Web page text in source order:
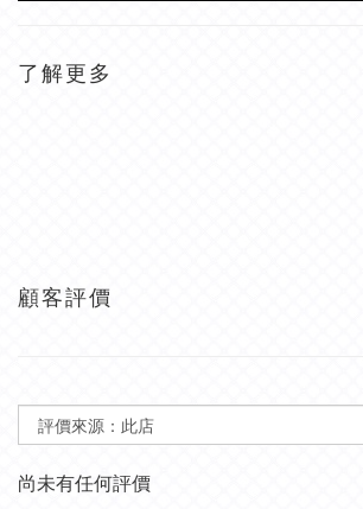
了解更多
顧客評價
尚未有任何評價